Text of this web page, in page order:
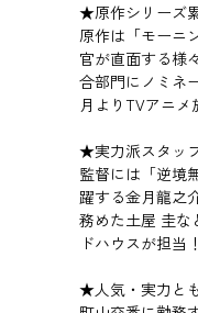
★原作シリーズ
原作は「モーニ
官が直面する様
合部門にノミネ
月よりTVアニメ
★実力派スタッ
監督には「逆境
躍する金月龍之
務めた土屋 圭な
ドハウスが担
★人気・実力と